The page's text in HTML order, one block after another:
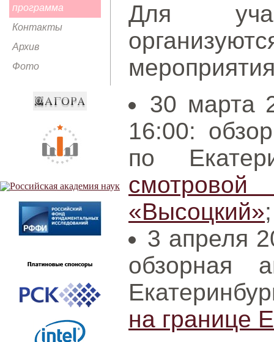
программа
Контакты
Архив
Фото
Для
30 марта
16:00:
по
«Высоцкий»;
3 апреля
обзорная
на границе